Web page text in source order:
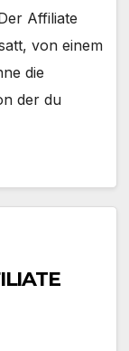
Affiliate
von einem
die
der du